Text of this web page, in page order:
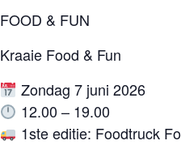
FOOD & FUN
Kraaie Food & Fun
Zondag 7 juni 2026
12.00 – 19.00
1ste editie: Foodtruck